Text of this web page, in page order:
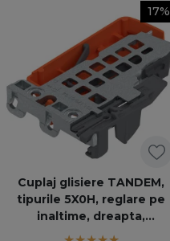
17%
Cuplaj glisiere TANDEM,
tipurile 5X0H, reglare pe
inaltime, dreapta,
T51.1700.04KUPP R 100 OR